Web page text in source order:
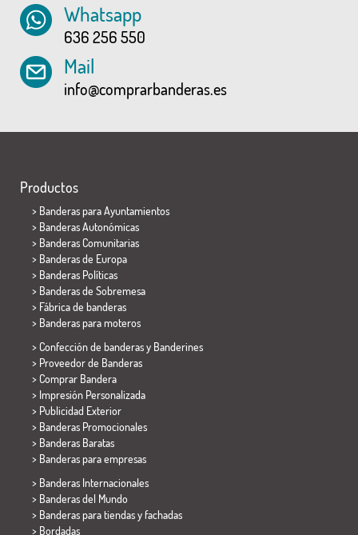
Whatsapp
636 256 550
Mail
info@comprarbanderas.es
Productos
> Banderas para Ayuntamientos
> Banderas Autonómicas
> Banderas Comunitarias
> Banderas de Europa
> Banderas Políticas
> Banderas de Sobremesa
> Fábrica de banderas
> Banderas para moteros
> Confección de banderas y Banderines
> Proveedor de Banderas
> Comprar Bandera
> Impresión Personalizada
> Publicidad Exterior
> Banderas Promocionales
> Banderas Baratas
> Banderas para empresas
> Banderas Internacionales
> Banderas del Mundo
> Banderas para tiendas y fachadas
> Bordadas